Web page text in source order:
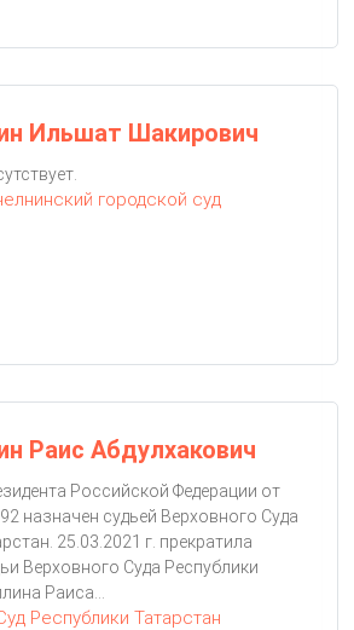
Ильшат Шакирович
городской суд
Раис Абдулхакович
Российской Федерации от
назначен судьей Верховного Суда
25.03.2021 г. прекратила
Верховного Суда Республики
Раиса...
Республики Татарстан